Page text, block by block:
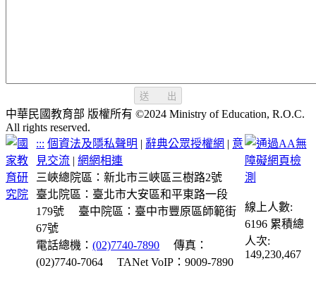
送 出
中華民國教育部 版權所有 ©2024 Ministry of Education, R.O.C.
All rights reserved.
::: 個資法及隱私聲明 | 辭典公眾授權網 | 意
見交流 |網網相連
三峽總院區：新北市三峽區三樹路2號
臺北院區：臺北市大安區和平東路一段
179號
臺中院區：臺中市豐原區師範街
67號
電話總機：(02)7740-7890
傳真：
(02)7740-7064
TANet VoIP：9009-7890
線上人數:
6196 累積總
人次:
149,230,467